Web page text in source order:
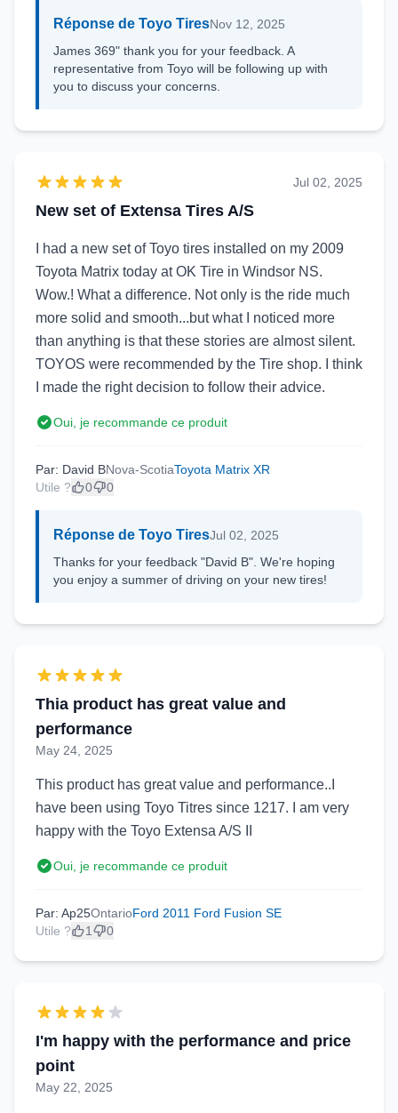
Réponse de Toyo TiresNov 12, 2025
James 369" thank you for your feedback. A
representative from Toyo will be following up with
you to discuss your concerns.
New set of Extensa Tires A/S
Jul 02, 2025
I had a new set of Toyo tires installed on my 2009
Toyota Matrix today at OK Tire in Windsor NS.
Wow.! What a difference. Not only is the ride much
more solid and smooth...but what I noticed more
than anything is that these stories are almost silent.
TOYOS were recommended by the Tire shop. I think
I made the right decision to follow their advice.
Oui, je recommande ce produit
Par: David BNova-ScotiaToyota Matrix XR
Utile ?
0 0
Réponse de Toyo TiresJul 02, 2025
Thanks for your feedback "David B". We're hoping
you enjoy a summer of driving on your new tires!
Thia product has great value and
performance
May 24, 2025
This product has great value and performance..I
have been using Toyo Titres since 1217. I am very
happy with the Toyo Extensa A/S II
Oui, je recommande ce produit
Par: Ap25OntarioFord 2011 Ford Fusion SE
Utile ?
1 0
I'm happy with the performance and price
point
May 22, 2025